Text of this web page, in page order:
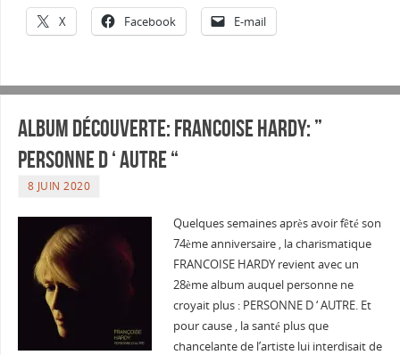
X Facebook E-mail
Album découverte: FRANCOISE HARDY: ”
PERSONNE D ‘ AUTRE “
8 JUIN 2020
Quelques semaines après avoir fêté son
74ème anniversaire , la charismatique
FRANCOISE HARDY revient avec un
28ème album auquel personne ne
croyait plus : PERSONNE D ‘ AUTRE. Et
pour cause , la santé plus que
chancelante de l’artiste lui interdisait de